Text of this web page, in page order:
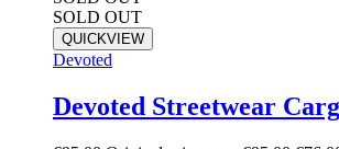
SOLD OUT
QUICKVIEW
Devoted
Devoted Streetwear